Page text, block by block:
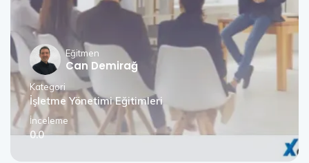
Eğitmen
Can Demirağ
Kategori
İşletme Yönetimi Eğitimleri
İnceleme
0.0